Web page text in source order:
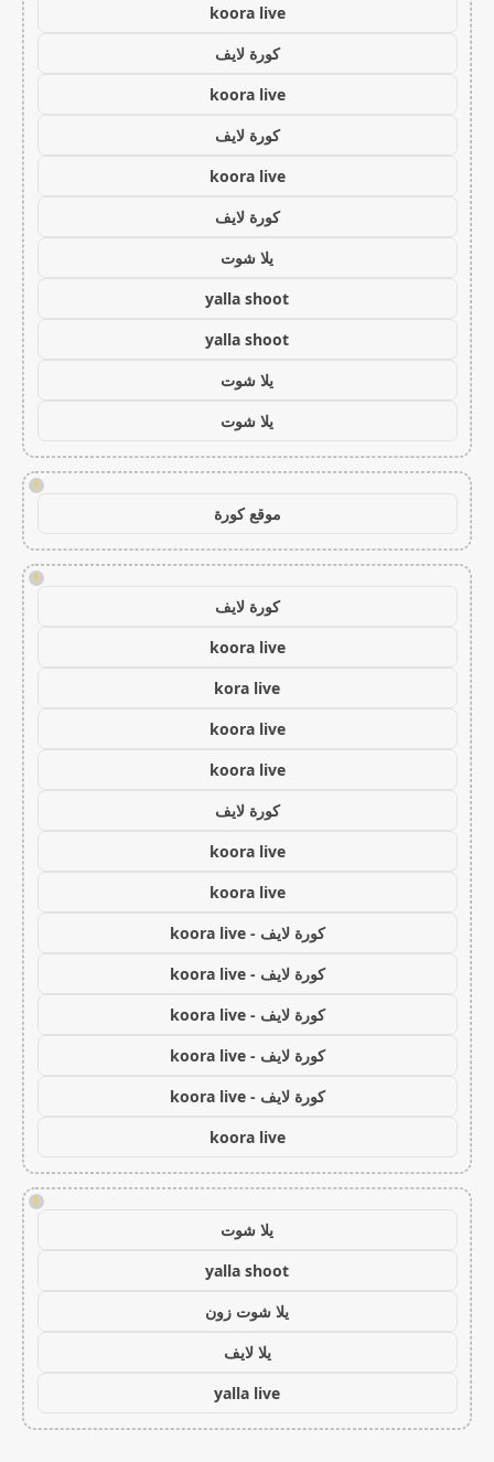
koora live
كورة لايف
koora live
كورة لايف
koora live
كورة لايف
يلا شوت
yalla shoot
yalla shoot
يلا شوت
يلا شوت
!
موقع كورة
!
كورة لايف
koora live
kora live
koora live
koora live
كورة لايف
koora live
koora live
كورة لايف - koora live
كورة لايف - koora live
كورة لايف - koora live
كورة لايف - koora live
كورة لايف - koora live
koora live
!
يلا شوت
yalla shoot
يلا شوت زون
يلا لايف
yalla live